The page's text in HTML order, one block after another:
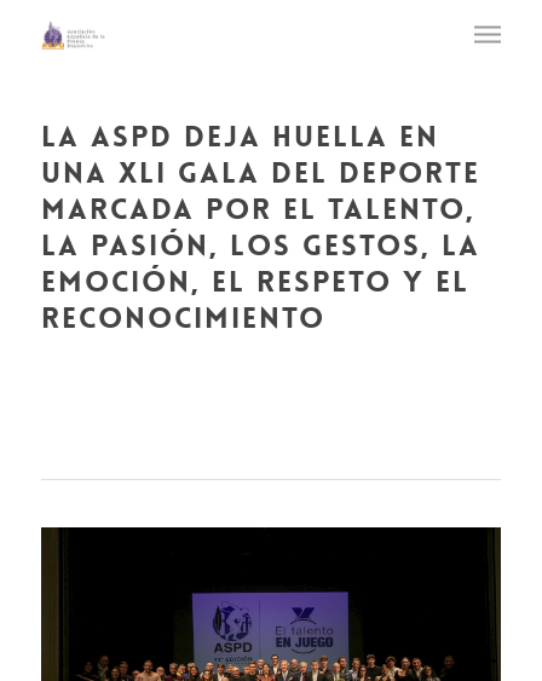
la aspd deja huella en
una xli gala del deporte
marcada por el talento,
la pasión, los gestos, la
emoción, el respeto y el
reconocimiento